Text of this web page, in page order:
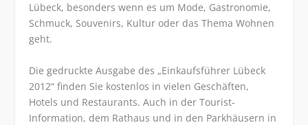
Lübeck, besonders wenn es um Mode, Gastronomie,
Schmuck, Souvenirs, Kultur oder das Thema Wohnen
geht.
Die gedruckte Ausgabe des „Einkaufsführer Lübeck
2012“ finden Sie kostenlos in vielen Geschäften,
Hotels und Restaurants. Auch in der Tourist-
Information, dem Rathaus und in den Parkhäusern in